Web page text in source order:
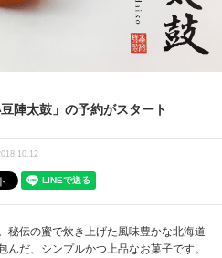
陣太鼓」の予約がスタート
秘伝の蜜で炊き上げた風味豊かな北海道
だ、シンプルかつ上品なお菓子です。